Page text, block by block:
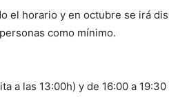
el horario y en octubre se irá
como mínimo.
a las 13:00h) y de 16:00 a